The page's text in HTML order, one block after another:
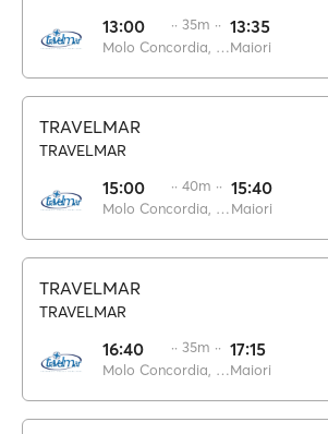
13:00
Molo Concordia, Salerno
·· 35m ·· 13:35
Maiori
TRAVELMAR
TRAVELMAR
15:00
Molo Concordia, Salerno
·· 40m ·· 15:40
Maiori
TRAVELMAR
TRAVELMAR
16:40
Molo Concordia, Salerno
·· 35m ·· 17:15
Maiori